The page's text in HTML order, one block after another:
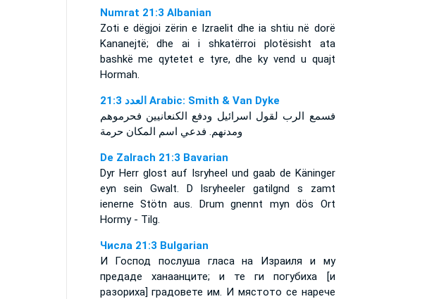
Numrat 21:3 Albanian
Zoti e dëgjoi zërin e Izraelit dhe ia shtiu në dorë
Kananejtë; dhe ai i shkatërroi plotësisht ata
bashkë me qytetet e tyre, dhe ky vend u quajt
Hormah.
ﺍﻟﻌﺪﺩ 21:3 Arabic: Smith & Van Dyke
فسمع الرب لقول اسرائيل ودفع الكنعانيين فحرموهم
ومدنهم. فدعي اسم المكان حرمة
De Zalrach 21:3 Bavarian
Dyr Herr glost auf Isryheel und gaab de Käninger
eyn sein Gwalt. D Isryheeler gatilgnd s zamt
ienerne Stötn aus. Drum gnennt myn dös Ort
Hormy - Tilg.
Числа 21:3 Bulgarian
И Господ послуша гласа на Израиля и му
предаде ханаанците; и те ги погубиха [и
разориха] градовете им. И мястото се нарече